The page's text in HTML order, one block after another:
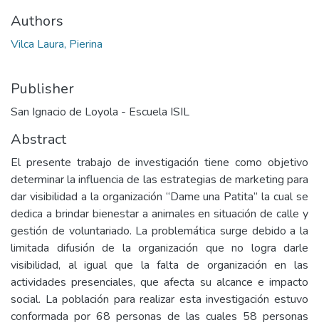
Authors
Vilca Laura, Pierina
Publisher
San Ignacio de Loyola - Escuela ISIL
Abstract
El presente trabajo de investigación tiene como objetivo
determinar la influencia de las estrategias de marketing para
dar visibilidad a la organización “Dame una Patita” la cual se
dedica a brindar bienestar a animales en situación de calle y
gestión de voluntariado. La problemática surge debido a la
limitada difusión de la organización que no logra darle
visibilidad, al igual que la falta de organización en las
actividades presenciales, que afecta su alcance e impacto
social. La población para realizar esta investigación estuvo
conformada por 68 personas de las cuales 58 personas